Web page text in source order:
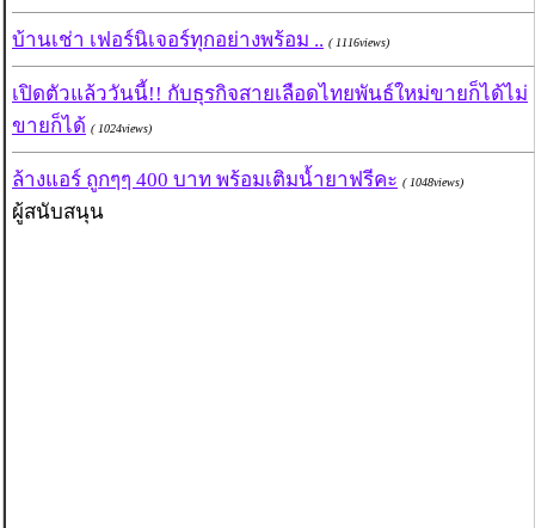
บ้านเช่า เฟอร์นิเจอร์ทุกอย่างพร้อม .. ( 1116views)
เปิดตัวแล้ววันนี้!! กับธุรกิจสายเลือดไทยพันธ์ใหม่ขายก็ได้ไม่
ขายก็ได้ ( 1024views)
ล้างแอร์ ถูกๆๆ 400 บาท พร้อมเติมน้ำยาฟรีคะ ( 1048views)
ผู้สนับสนุน